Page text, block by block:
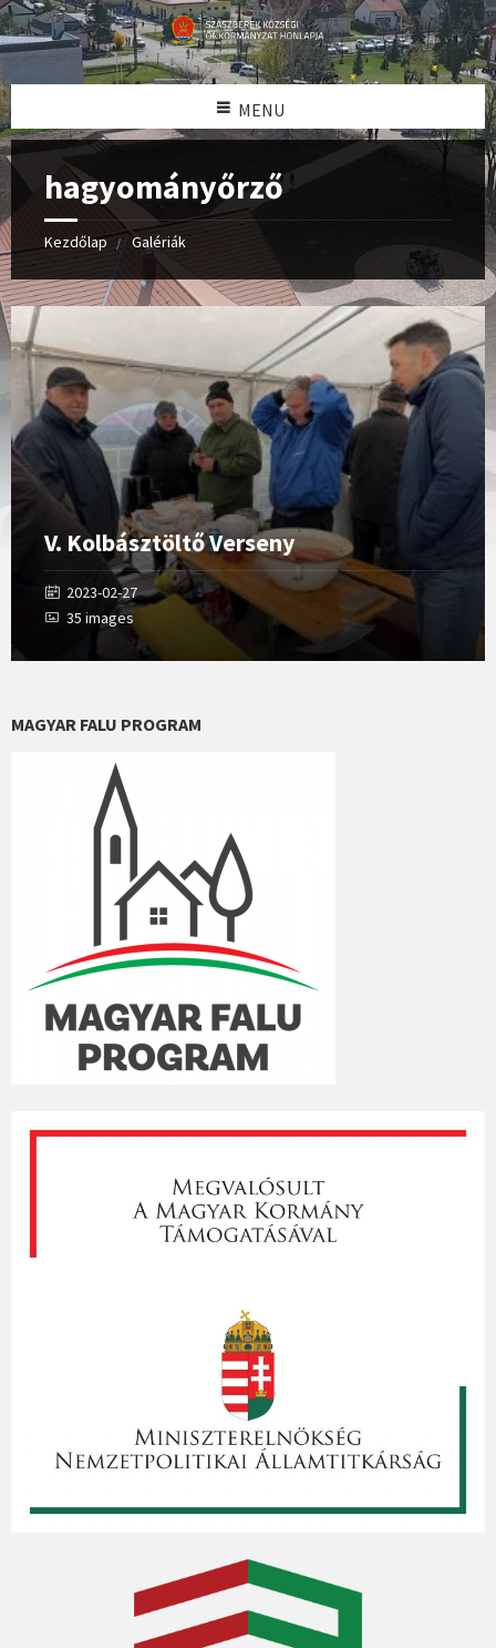
MENU
hagyományőrző
Kezdőlap Galériák
V. Kolbásztöltő Verseny
2023-02-27
35 images
Open
Gallery
MAGYAR FALU PROGRAM